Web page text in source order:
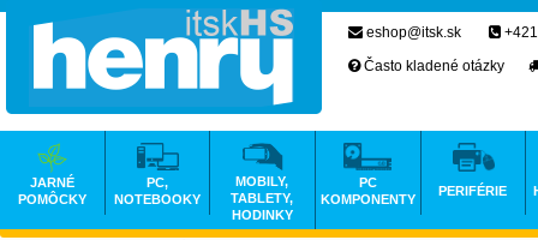
eshop@itsk.sk
Často kladené otázky
JARNÉ
POMÔCKY
PC,
NOTEBOOKY
MOBILY,
TABLETY,
HODINKY
PC
KOMPONENTY
PERIFÉRIE